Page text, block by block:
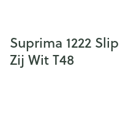
Suprima 1222
Zij Wit T48